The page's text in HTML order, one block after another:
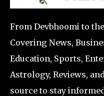
From Devbhoomi to the
Covering News,
Education, Sports,
Astrology, Reviews,
source to stay